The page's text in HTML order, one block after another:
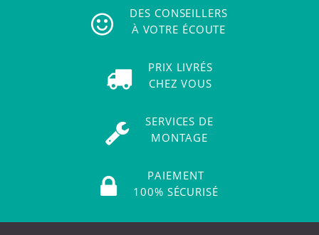
DES CONSEILLERS
À VOTRE ÉCOUTE
PRIX LIVRÉS
CHEZ VOUS
SERVICES DE
MONTAGE
PAIEMENT
100% SÉCURISÉ